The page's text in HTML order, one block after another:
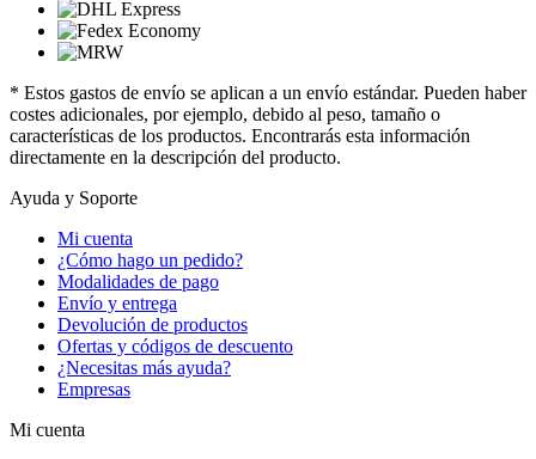
* Estos gastos de envío se aplican a un envío estándar. Pueden haber
costes adicionales, por ejemplo, debido al peso, tamaño o
características de los productos. Encontrarás esta información
directamente en la descripción del producto.
Ayuda y Soporte
Mi cuenta
¿Cómo hago un pedido?
Modalidades de pago
Envío y entrega
Devolución de productos
Ofertas y códigos de descuento
¿Necesitas más ayuda?
Empresas
Mi cuenta